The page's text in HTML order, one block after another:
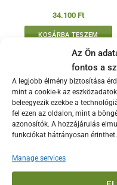
Az Ön
fontos a
A legjobb élmény biztosítása
mint a cookie-k az
beleegyezik ezekbe a
fel ezen az oldalon, mint a
azonosítók. A hozzájárulás
funkciókat hátrányosan érinthet.
Manage services
34.100 Ft
KOSÁRBA TESZEM